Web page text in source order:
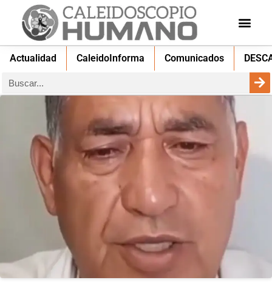
Actualidad CaleidoInforma Comunicados